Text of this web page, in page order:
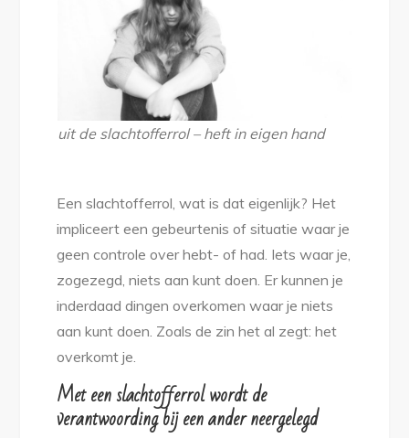
uit de slachtofferrol – heft in eigen hand
Een slachtofferrol, wat is dat eigenlijk? Het
impliceert een gebeurtenis of situatie waar je
geen controle over hebt- of had. Iets waar je,
zogezegd, niets aan kunt doen. Er kunnen je
inderdaad dingen overkomen waar je niets
aan kunt doen. Zoals de zin het al zegt: het
overkomt je.
Met een slachtofferrol wordt de
verantwoording bij een ander neergelegd